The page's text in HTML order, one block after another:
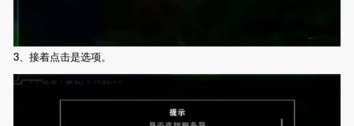
3、接着点击是选项。